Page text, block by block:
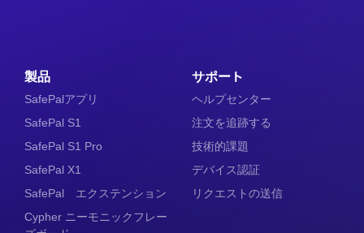
製品
SafePalアプリ
SafePal S1
SafePal S1 Pro
SafePal X1
SafePal エクステンション
Cypher ニーモニックフレー
サポート
ヘルプセンター
注文を追跡する
技術的課題
デバイス認証
リクエストの送信